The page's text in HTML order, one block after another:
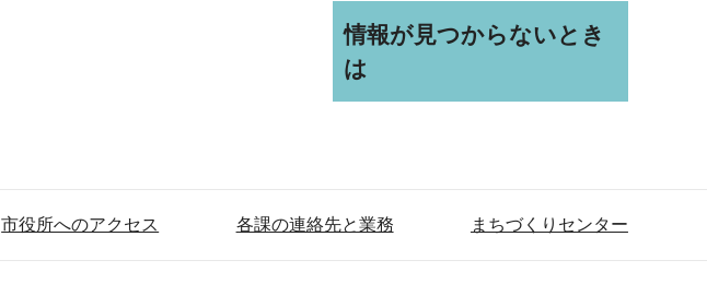
情報が見つからないとき
は
市役所へのアクセス 各課の連絡先と業務 まちづくりセンター